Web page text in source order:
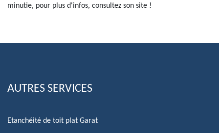
minutie, pour plus d'infos, consultez son site !
AUTRES SERVICES
Etanchéité de toit plat Garat